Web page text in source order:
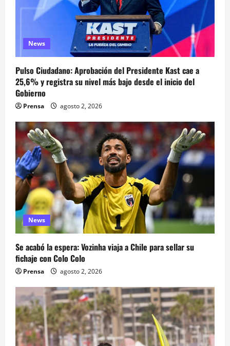
News
Pulso Ciudadano: Aprobación del Presidente Kast cae a
25,6% y registra su nivel más bajo desde el inicio del
Gobierno
Prensa agosto 2, 2026
News
Se acabó la espera: Vozinha viaja a Chile para sellar su
fichaje con Colo Colo
Prensa agosto 2, 2026